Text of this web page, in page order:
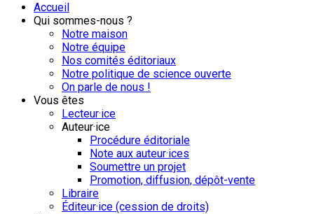
Accueil
Qui sommes-nous ?
Notre maison
Notre équipe
Nos comités éditoriaux
Notre politique de science ouverte
On parle de nous !
Vous êtes
Lecteur·ice
Auteur·ice
Procédure éditoriale
Note aux auteur·ices
Soumettre un projet
Promotion, diffusion, dépôt-vente
Libraire
Éditeur·ice (cession de droits)